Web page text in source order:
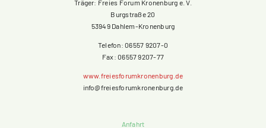
Träger: Freies Forum Kronenburg e. V.
Burgstraße 20
53949 Dahlem-Kronenburg
Telefon: 06557 9207-0
Fax: 06557 9207-77
www.freiesforumkronenburg.de
info@freiesforumkronenburg.de
Anfahrt